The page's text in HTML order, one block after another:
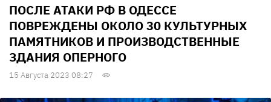
ПОСЛЕ АТАКИ РФ В ОДЕССЕ
ПОВРЕЖДЕНЫ ОКОЛО 30 КУЛЬТУРНЫХ
ПАМЯТНИКОВ И ПРОИЗВОДСТВЕННЫЕ
ЗДАНИЯ ОПЕРНОГО
15 Августа 2023 08:27